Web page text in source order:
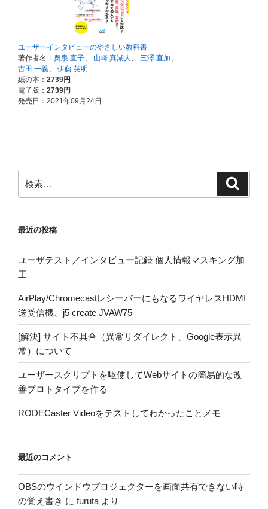
索:
最近の投稿
ユーザテスト／インタビュー記録 個人情報マスキング加
工
AirPlay/ChromecastレシーバーにもなるワイヤレスHDMI
送受信機、j5 create JVAW75
[解決] サイト不具合（異常リダイレクト、Google表示異
常）について
ユーザースクリプトを駆使してWebサイトの簡易的な改
善プロトタイプを作る
RODECaster Videoをテストしてわかったことメモ
最近のコメント
OBSのウインドウプロジェクターを画面共有できない時
の覚え書き に furuta より